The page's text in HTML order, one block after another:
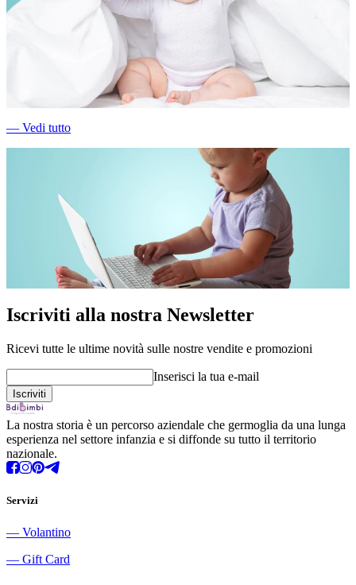
― Vedi tutto
Iscriviti alla nostra Newsletter
Ricevi tutte le ultime novità sulle nostre vendite e promozioni
Inserisci la tua e-mail
La nostra storia è un percorso aziendale che germoglia da una lunga
esperienza nel settore infanzia e si diffonde su tutto il territorio
nazionale.
Servizi
― Volantino
― Gift Card